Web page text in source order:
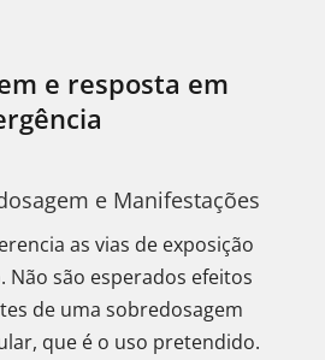
e resposta em
e Manifestações
as vias de exposição
Não são esperados efeitos
de uma sobredosagem
que é o uso pretendido.